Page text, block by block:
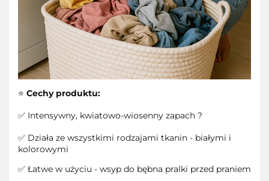
⭐ Cechy produktu:
✅ Intensywny, kwiatowo-wiosenny zapach ?
✅ Działa ze wszystkimi rodzajami tkanin - białymi i
kolorowymi
✅ Łatwe w użyciu - wsyp do bębna pralki przed praniem